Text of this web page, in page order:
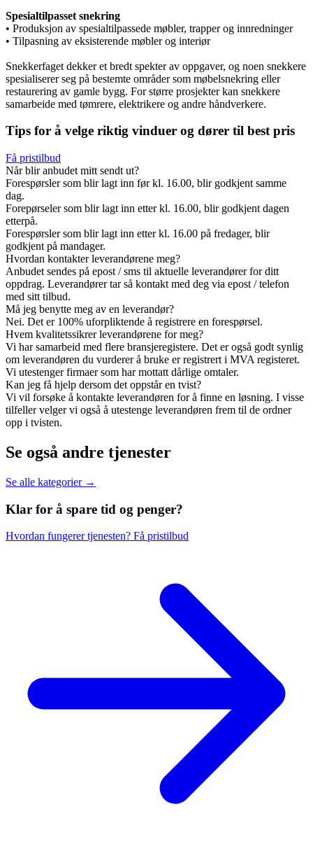
Spesialtilpasset snekring
• Produksjon av spesialtilpassede møbler, trapper og innredninger
• Tilpasning av eksisterende møbler og interiør
Snekkerfaget dekker et bredt spekter av oppgaver, og noen snekkere
spesialiserer seg på bestemte områder som møbelsnekring eller
restaurering av gamle bygg. For større prosjekter kan snekkere
samarbeide med tømrere, elektrikere og andre håndverkere.
Tips for å velge riktig vinduer og dører til best pris
Få pristilbud
Når blir anbudet mitt sendt ut?
Forespørsler som blir lagt inn før kl. 16.00, blir godkjent samme
dag.
Forepørseler som blir lagt inn etter kl. 16.00, blir godkjent dagen
etterpå.
Forespørsler som blir lagt inn etter kl. 16.00 på fredager, blir
godkjent på mandager.
Hvordan kontakter leverandørene meg?
Anbudet sendes på epost / sms til aktuelle leverandører for ditt
oppdrag. Leverandører tar så kontakt med deg via epost / telefon
med sitt tilbud.
Må jeg benytte meg av en leverandør?
Nei. Det er 100% uforpliktende å registrere en forespørsel.
Hvem kvalitetssikrer leverandørene for meg?
Vi har samarbeid med flere bransjeregistere. Det er også godt synlig
om leverandøren du vurderer å bruke er registrert i MVA registeret.
Vi utestenger firmaer som har mottatt dårlige omtaler.
Kan jeg få hjelp dersom det oppstår en tvist?
Vi vil forsøke å kontakte leverandøren for å finne en løsning. I visse
tilfeller velger vi også å utestenge leverandøren frem til de ordner
opp i tvisten.
Se også andre tjenester
Se alle kategorier →
Klar for å spare tid og penger?
Hvordan fungerer tjenesten? Få pristilbud